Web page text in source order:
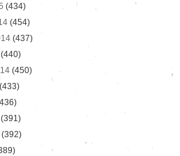
(434)
(454)
(437)
(440)
(450)
(433)
(391)
(392)